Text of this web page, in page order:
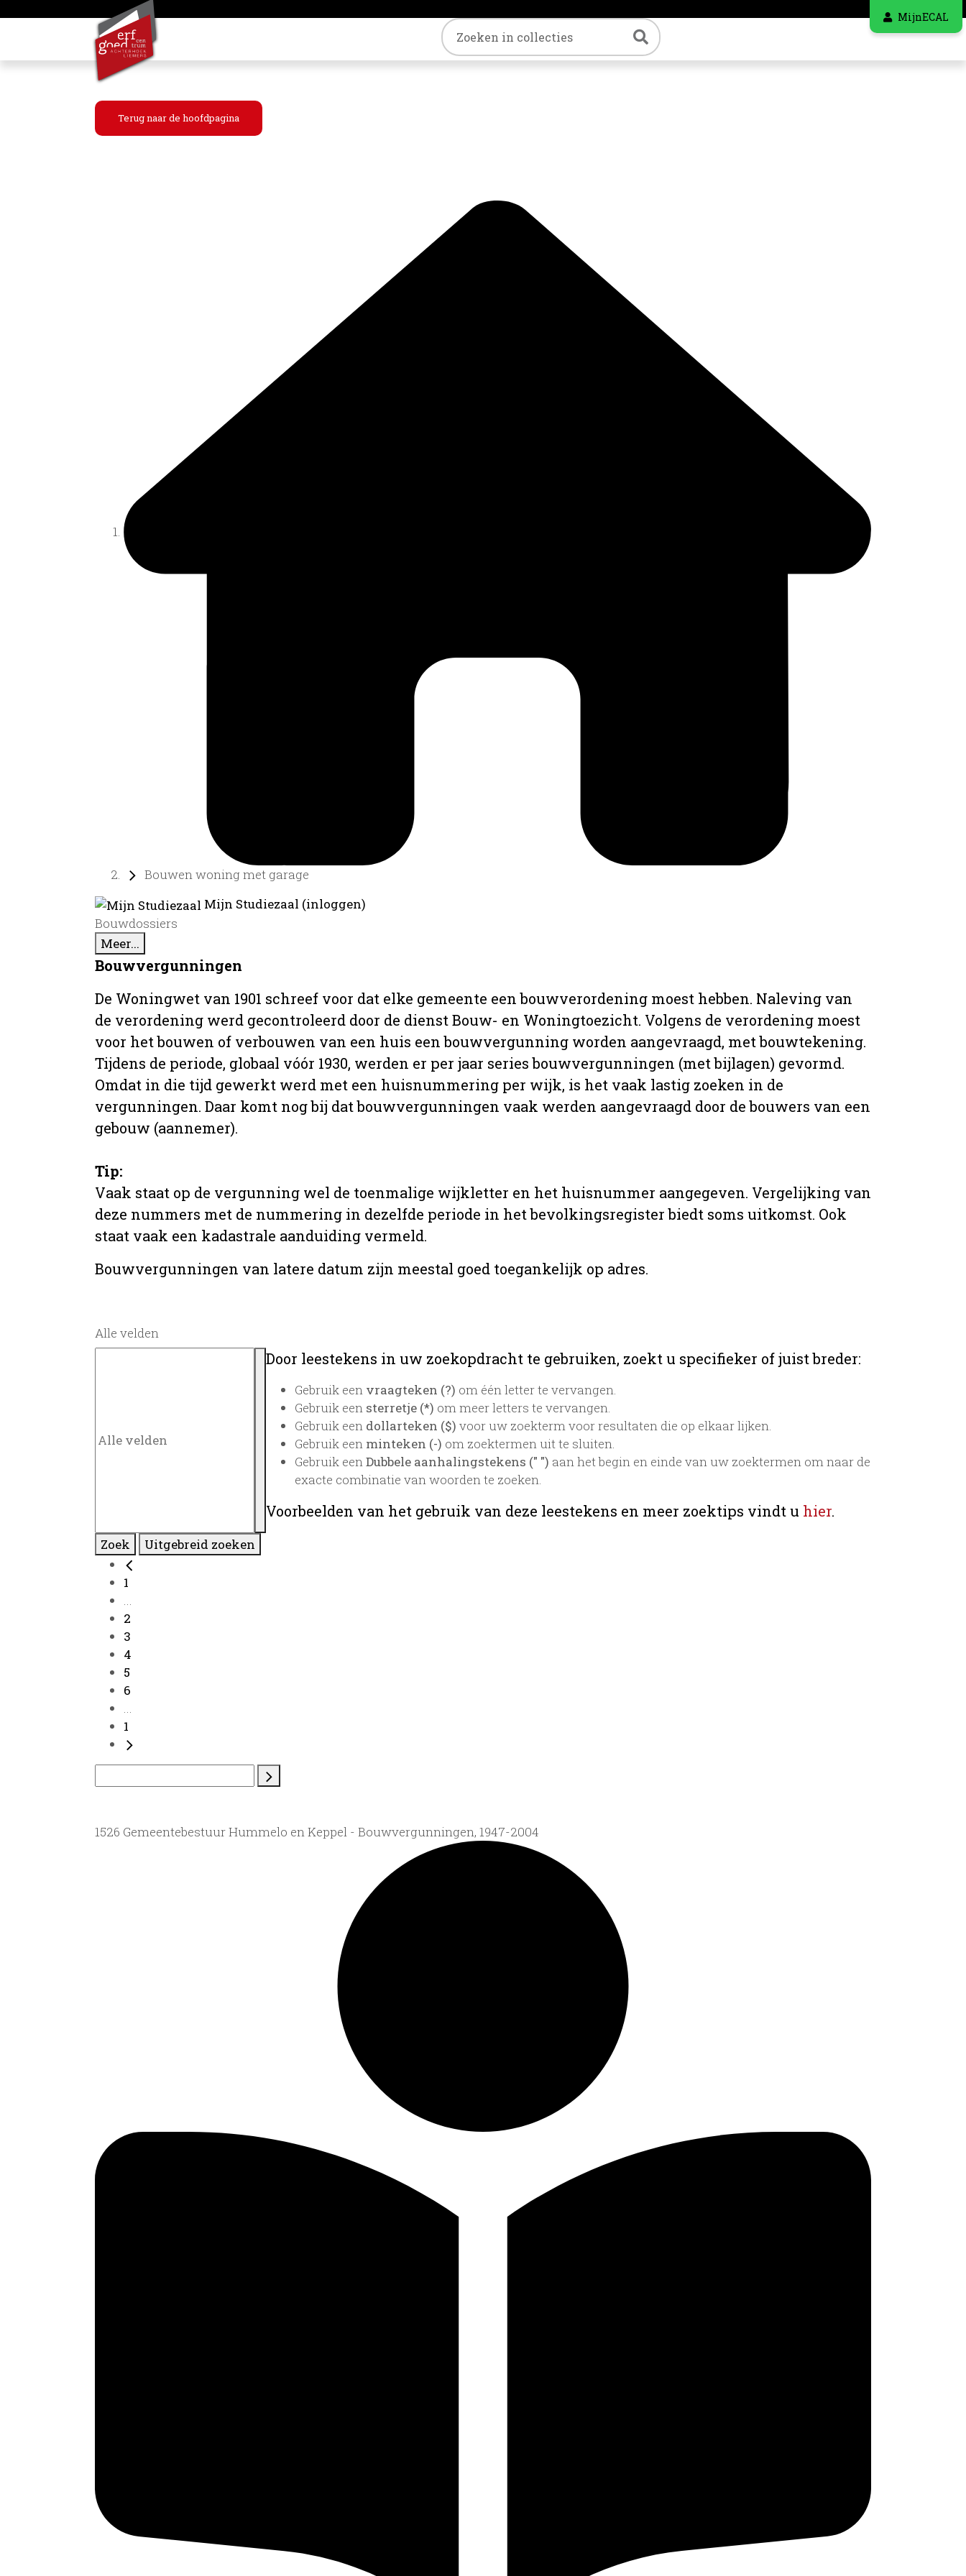
MijnECAL
Trefwoord Zoeken
Terug naar de hoofdpagina
Bouwen woning met garage
Mijn Studiezaal (inloggen)
Bouwdossiers
Meer...
Bouwvergunningen
De Woningwet van 1901 schreef voor dat elke gemeente een bouwverordening moest hebben. Naleving van
de verordening werd gecontroleerd door de dienst Bouw- en Woningtoezicht. Volgens de verordening moest
voor het bouwen of verbouwen van een huis een bouwvergunning worden aangevraagd, met bouwtekening.
Tijdens de periode, globaal vóór 1930, werden er per jaar series bouwvergunningen (met bijlagen) gevormd.
Omdat in die tijd gewerkt werd met een huisnummering per wijk, is het vaak lastig zoeken in de
vergunningen. Daar komt nog bij dat bouwvergunningen vaak werden aangevraagd door de bouwers van een
gebouw (aannemer).
Tip:
Vaak staat op de vergunning wel de toenmalige wijkletter en het huisnummer aangegeven. Vergelijking van
deze nummers met de nummering in dezelfde periode in het bevolkingsregister biedt soms uitkomst. Ook
staat vaak een kadastrale aanduiding vermeld.
Bouwvergunningen van latere datum zijn meestal goed toegankelijk op adres.
Alle velden
Door leestekens in uw zoekopdracht te gebruiken, zoekt u specifieker of juist breder:
Gebruik een vraagteken (?) om één letter te vervangen.
Gebruik een sterretje (*) om meer letters te vervangen.
Gebruik een dollarteken ($) voor uw zoekterm voor resultaten die op elkaar lijken.
Gebruik een minteken (-) om zoektermen uit te sluiten.
Gebruik eenDubbele aanhalingstekens (" ") aan het begin en einde van uw zoektermen om naar de
exacte combinatie van woorden te zoeken.
Voorbeelden van het gebruik van deze leestekens en meer zoektips vindt u hier.
Zoek Uitgebreid zoeken
1
...
2
3
4
5
6
...
1
1526 Gemeentebestuur Hummelo en Keppel - Bouwvergunningen, 1947-2004